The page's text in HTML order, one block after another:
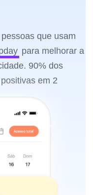
que usam
para melhorar a
90% dos
em 2